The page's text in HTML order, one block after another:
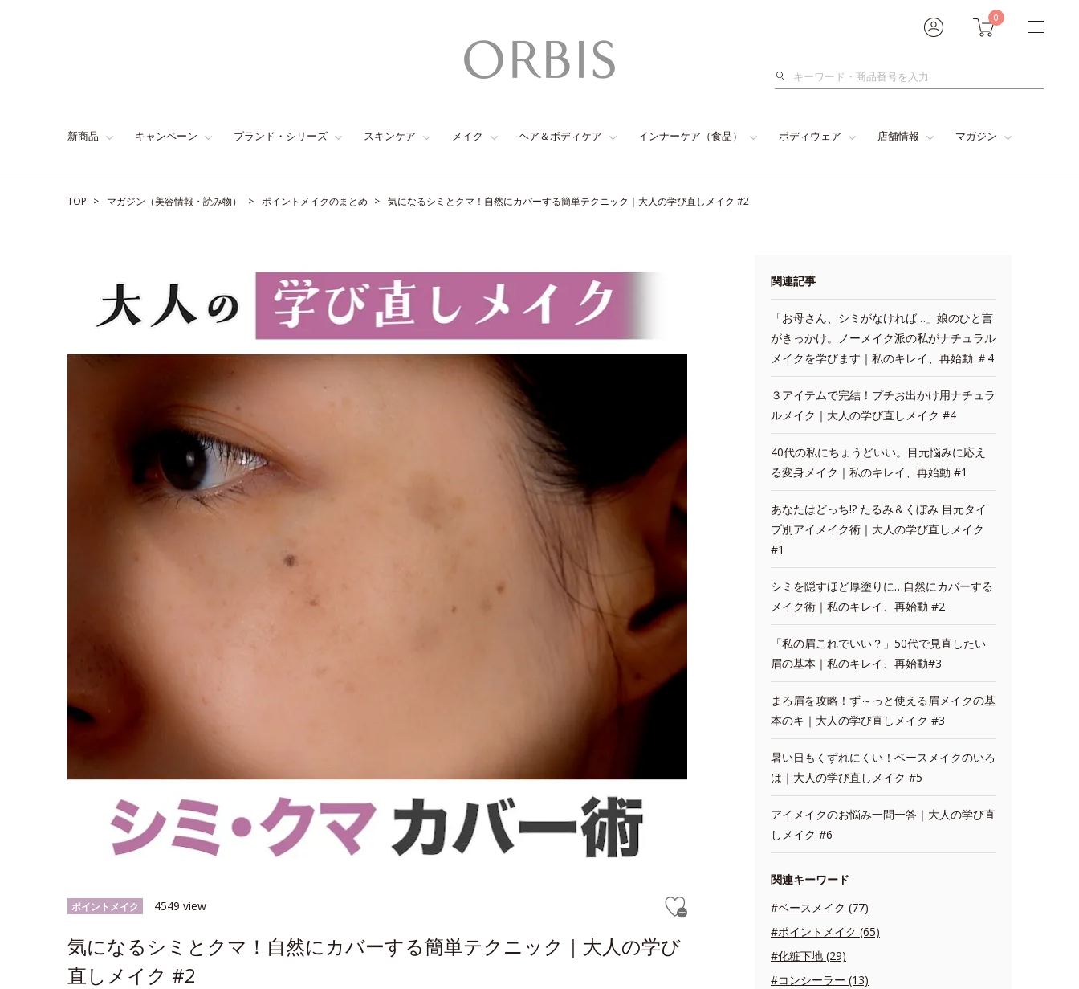
0
検
新商品 キャンペーン ブランド・シリーズ スキンケア メイク ヘア＆ボディケア インナーケア（食品） ボディウェア 店舗情報 マガジン
TOP マガジン（美容情報・読み物） ポイントメイクのまとめ 気になるシミとクマ！自然にカバーする簡単テクニック｜大人の学び直しメイク #2
ポイントメイク 4549 view
気になるシミとクマ！自然にカバーする簡単テクニック｜大人の学び
直しメイク #2
関連記事
「お母さん、シミがなければ…」娘のひと言
がきっかけ。ノーメイク派の私がナチュラル
メイクを学びます｜私のキレイ、再始動 ＃4
３アイテムで完結！プチお出かけ用ナチュラ
ルメイク｜大人の学び直しメイク #4
40代の私にちょうどいい。目元悩みに応え
る変身メイク｜私のキレイ、再始動 #1
あなたはどっち!? たるみ＆くぼみ 目元タイ
プ別アイメイク術｜大人の学び直しメイク
#1
シミを隠すほど厚塗りに…自然にカバーする
メイク術｜私のキレイ、再始動 #2
「私の眉これでいい？」50代で見直したい
眉の基本｜私のキレイ、再始動#3
まろ眉を攻略！ず～っと使える眉メイクの基
本のキ｜大人の学び直しメイク #3
暑い日もくずれにくい！ベースメイクのいろ
は｜大人の学び直しメイク #5
アイメイクのお悩み一問一答｜大人の学び直
しメイク #6
関連キーワード
#ベースメイク (77)
#ポイントメイク (65)
#化粧下地 (29)
#コンシーラー (13)